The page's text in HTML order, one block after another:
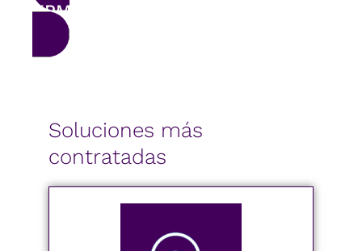
KPMG
Soluciones más
contratadas